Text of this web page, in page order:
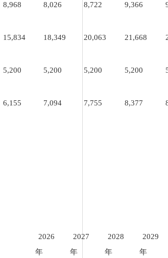
8,968 8,026 8,722 9,366
15,834 18,349 20,063 21,668
5,200 5,200 5,200 5,200
6,155 7,094 7,755 8,377
2026
年
2027
年
2028
年
2029
年